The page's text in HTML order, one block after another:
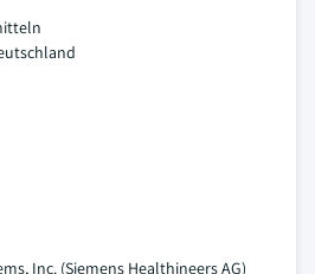
Inc. (Siemens Healthineers AG)